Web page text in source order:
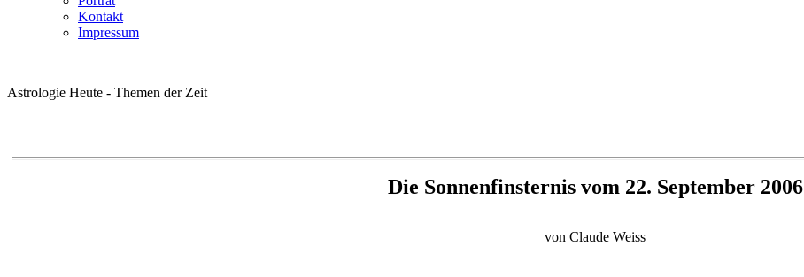
Kontakt
Impressum
Astrologie Heute - Themen der Zeit
Die Sonnenfinsternis vom 22. September 2006
von Claude Weiss